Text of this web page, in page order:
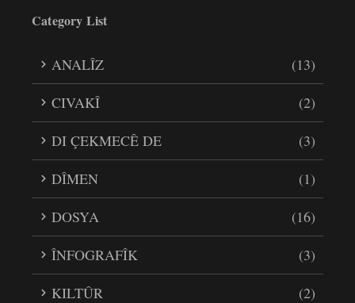
Category List
ANALÎZ
(13)
CIVAKÎ
(2)
DI ÇEKMECÊ DE
(3)
DÎMEN
(1)
DOSYA
(16)
ÎNFOGRAFÎK
(3)
KILTÛR
(2)